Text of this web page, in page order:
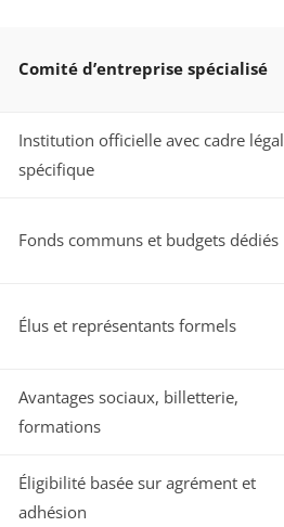
Comité d’entreprise spécialisé
Institution officielle avec cadre légal
spécifique
Fonds communs et budgets dédiés
Élus et représentants formels
Avantages sociaux, billetterie,
formations
Éligibilité basée sur agrément et
adhésion